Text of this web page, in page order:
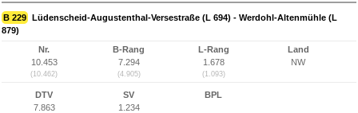
B 229 Lüdenscheid-Augustenthal-Versestraße (L 694) - Werdohl-Altenmühle (L
879)
Nr.
10.453
(10.462)
B-Rang
7.294
(4.905)
L-Rang
1.678
(1.093)
Land
NW
DTV
7.863
SV
1.234
BPL